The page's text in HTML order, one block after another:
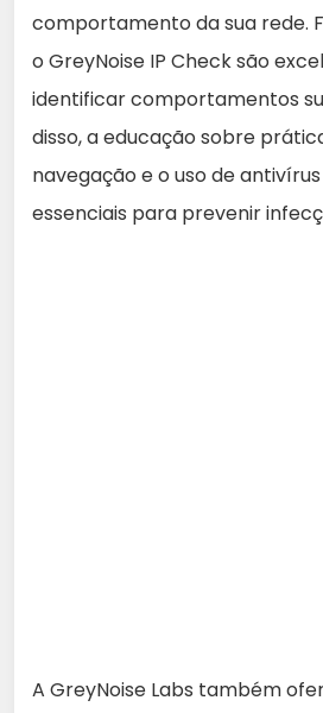
comportamento da sua rede.
o GreyNoise IP Check são
identificar comportamentos
disso, a educação sobre
navegação e o uso de
essenciais para prevenir
A GreyNoise Labs também